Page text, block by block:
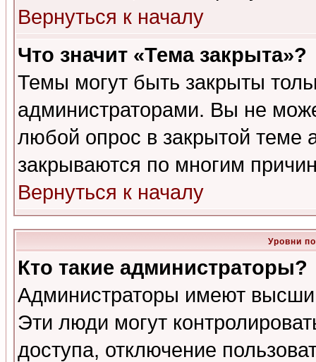
Вернуться к началу
Что значит «Тема закрыта»?
Темы могут быть закрыты
администраторами. Вы не
любой опрос в закрытой теме
закрываются по многим
Вернуться к началу
Уровни
Кто такие администраторы?
Администраторы имеют
Эти люди могут
доступа, отключение